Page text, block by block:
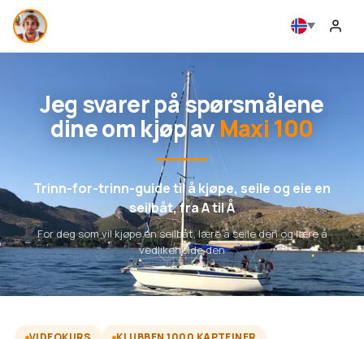
Jeg svarer på spørsmålene
dine om kjøp avMaxi 100
Trinn-for-trinn-guide til å kjøpe, seile og eie en
seilbåt, fra A til Å
For deg som vil kjøpe en seilbåt, lære å seile den og lære å
vedlikeholde den